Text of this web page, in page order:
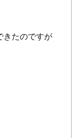
きたのですが